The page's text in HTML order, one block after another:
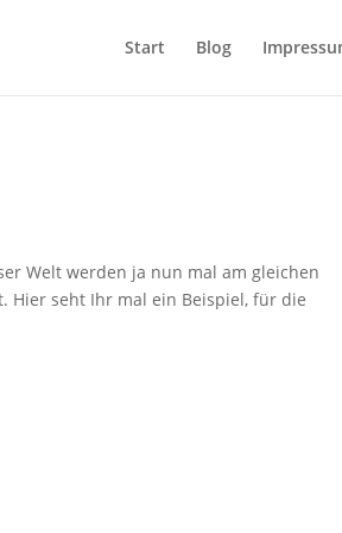
Start Blog
Welt werden ja nun mal am gleichen
Hier seht Ihr mal ein Beispiel, für die